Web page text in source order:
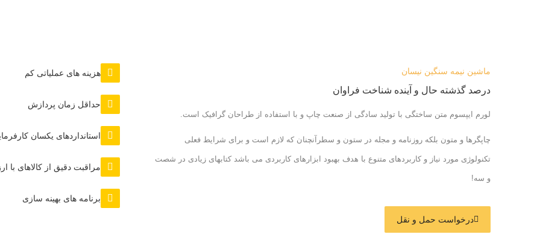
ماشین نیمه سنگین نیسان
درصد گذشته حال و آینده شناخت فراوان
لورم ایپسوم متن ساختگی با تولید سادگی از صنعت چاپ و با استفاده از طراحان گرافیک است.
چاپگرها و متون بلکه روزنامه و مجله در ستون و سطرآنچنان که لازم است و برای شرایط فعلی
تکنولوژی مورد نیاز و کاربردهای متنوع با هدف بهبود ابزارهای کاربردی می باشد کتابهای زیادی در شصت
و سه!
درخواست حمل و نقل
هزینه های عملیاتی کم
حداقل زمان پردازش
استانداردهای یکسان
مراقبت دقیق از کالاهای با
برنامه های بهینه سازی